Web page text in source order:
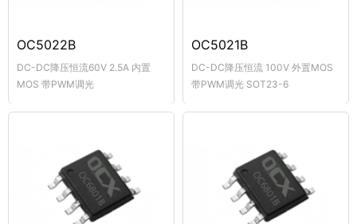
OC5022B
DC-DC降压恒流60V 2.5A 内置
MOS 带PWM调光
OC5021B
DC-DC降压恒流 100V 外置MOS
带PWM调光 SOT23-6